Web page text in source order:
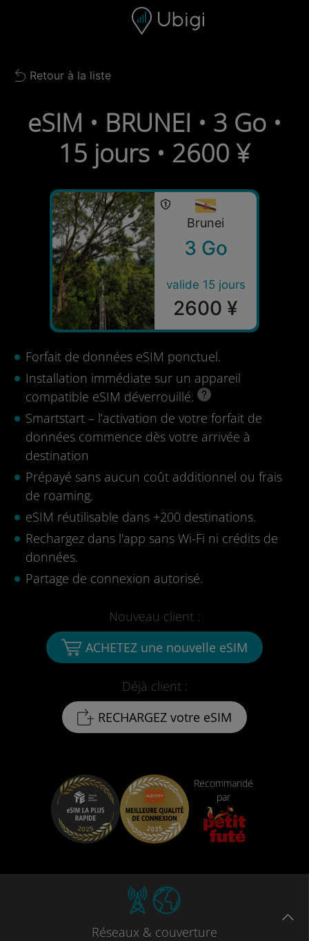
Barre de navigation Bas de page
Back to list
Retour à la liste
eSIM • BRUNEI • 3 Go •
15 jours • 2600 ¥
Brunei
3 Go
valide 15 jours
2600 ¥
Forfait de données eSIM ponctuel.
Installation immédiate sur un appareil
compatible eSIM déverrouillé.
Smartstart – l’activation de votre forfait de
données commence dès votre arrivée à
destination
Prépayé sans aucun coût additionnel ou frais
de roaming.
eSIM réutilisable dans +200 destinations.
Rechargez dans l'app sans Wi-Fi ni crédits de
données.
Partage de connexion autorisé.
Déjà client :
RECHARGEZ votre eSIM
Nouveau client :
ACHETEZ une nouvelle eSIM
Recommandé
par
Réseaux & couverture